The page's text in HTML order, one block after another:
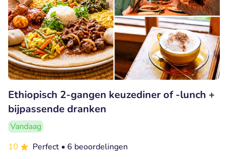
Ethiopisch 2-gangen keuzediner of -lunch +
bijpassende dranken
Vandaag
10
Perfect • 6 beoordelingen